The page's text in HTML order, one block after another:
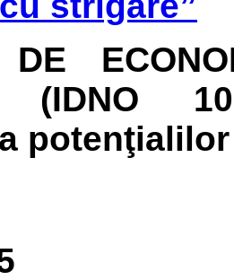
DE
(IDNO